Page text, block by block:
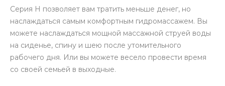
Серия H позволяет вам тратить меньше денег, но
наслаждаться самым комфортным гидромассажем. Вы
можете наслаждаться мощной массажной струей воды
на сиденье, спину и шею после утомительного
рабочего дня. Или вы можете весело провести время
со своей семьей в выходные.